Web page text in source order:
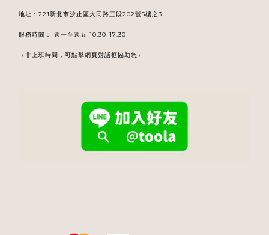
地址：221新北市汐止區大同路三段202號5樓之3
服務時間： 週一至週五 10:30-17:30
（非上班時間，可點擊網頁對話框協助您）